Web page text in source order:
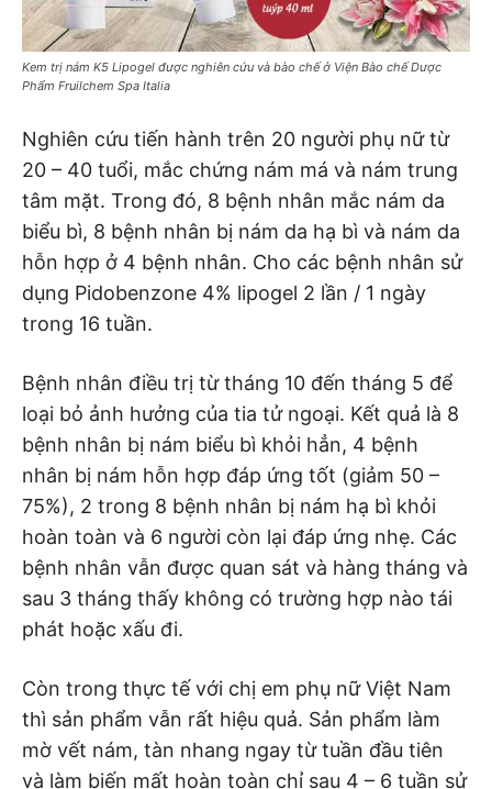
Kem trị nám K5 Lipogel được nghiên cứu và bào chế ở Viện Bào chế Dược
Phẩm Fruilchem Spa Italia
Nghiên cứu tiến hành trên 20 người phụ nữ từ
20 – 40 tuổi, mắc chứng nám má và nám trung
tâm mặt. Trong đó, 8 bệnh nhân mắc nám da
biểu bì, 8 bệnh nhân bị nám da hạ bì và nám da
hỗn hợp ở 4 bệnh nhân. Cho các bệnh nhân sử
dụng Pidobenzone 4% lipogel 2 lần / 1 ngày
trong 16 tuần.
Bệnh nhân điều trị từ tháng 10 đến tháng 5 để
loại bỏ ảnh hưởng của tia tử ngoại. Kết quả là 8
bệnh nhân bị nám biểu bì khỏi hẳn, 4 bệnh
nhân bị nám hỗn hợp đáp ứng tốt (giảm 50 –
75%), 2 trong 8 bệnh nhân bị nám hạ bì khỏi
hoàn toàn và 6 người còn lại đáp ứng nhẹ. Các
bệnh nhân vẫn được quan sát và hàng tháng và
sau 3 tháng thấy không có trường hợp nào tái
phát hoặc xấu đi.
Còn trong thực tế với chị em phụ nữ Việt Nam
thì sản phẩm vẫn rất hiệu quả. Sản phẩm làm
mờ vết nám, tàn nhang ngay từ tuần đầu tiên
và làm biến mất hoàn toàn chỉ sau 4 – 6 tuần sử